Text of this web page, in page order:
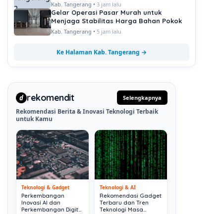
Kab. Tangerang • 3 jam lalu
Gelar Operasi Pasar Murah untuk
Menjaga Stabilitas Harga Bahan Pokok
Kab. Tangerang • 5 jam lalu
Ke Halaman Kab. Tangerang →
d rekomendit Selengkapnya
Rekomendasi Berita & Inovasi Teknologi Terbaik
untuk Kamu
Teknologi & Gadget
Perkembangan
Inovasi AI dan
Perkembangan Digital
Teknologi & AI
Rekomendasi Gadget
Terbaru dan Tren
Teknologi Masa